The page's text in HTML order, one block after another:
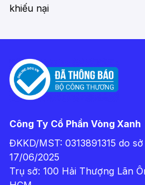
khiếu nại
Công Ty Cổ Phần Vòng Xanh
ĐKKD/MST: 0313891315 do
17/06/2025
Trụ sở: 100 Hải Thượng Lãn